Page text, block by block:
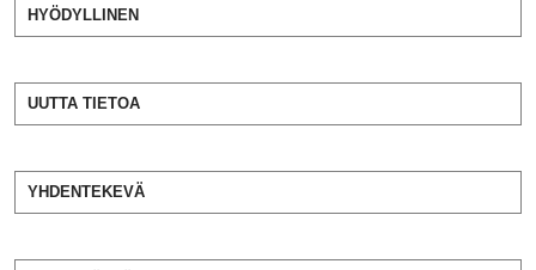
HYÖDYLLINEN
UUTTA TIETOA
YHDENTEKEVÄ